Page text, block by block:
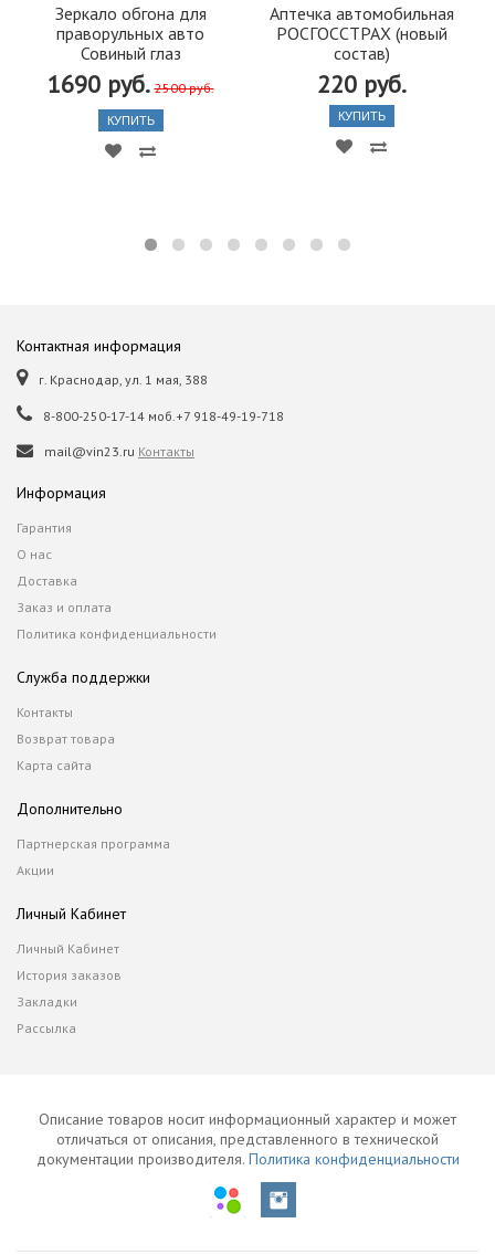
Зеркало обгона для
праворульных авто
Совиный глаз
1690 руб. 2500 руб.
КУПИТЬ
Аптечка автомобильная
РОСГОССТРАХ (новый
состав)
220 руб.
КУПИТЬ
Контактная информация
г. Краснодар, ул. 1 мая, 388
8-800-250-17-14 моб.+7 918-49-19-718
mail@vin23.ru Контакты
Информация
Гарантия
О нас
Доставка
Заказ и оплата
Политика конфиденциальности
Служба поддержки
Контакты
Возврат товара
Карта сайта
Дополнительно
Партнерская программа
Акции
Личный Кабинет
Личный Кабинет
История заказов
Закладки
Рассылка
Описание товаров носит информационный характер и может
отличаться от описания, представленного в технической
документации производителя. Политика конфиденциальности